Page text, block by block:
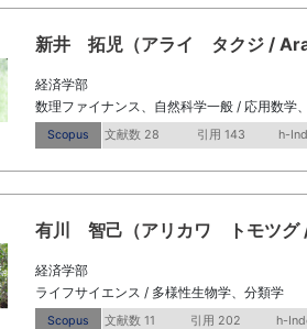
新井 拓児（アライ タクジ /
経済学部
数理ファイナンス、自然科学一般 / 応用数学
Scopus 文献数 28 引用 143 h-
有川 智己（アリカワ トモツグ
経済学部
ライフサイエンス / 多様性生物学、分類学
Scopus 文献数 11 引用 202 h-